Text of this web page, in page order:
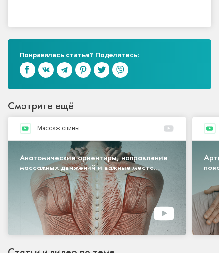
Понравилась статья? Поделитесь:
Смотрите ещё
Массаж спины
Анатомические ориентиры, направление
массажных движений и важные места
воздействия при массаже спины